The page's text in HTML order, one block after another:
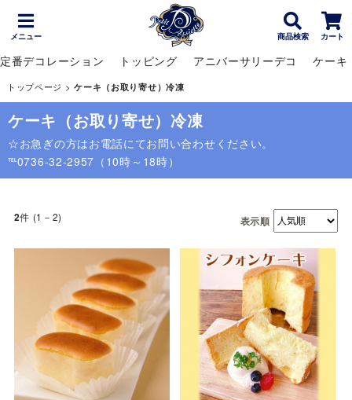
メニュー 商品検索 カート
定番デコレーション トッピング アニバーサリーデコ ケーキ
トップページ >ケーキ（お取り寄せ）冷凍
ケーキ（お取り寄せ）冷凍
☆お急ぎの方はお電話にてお問い合わせください。
℡0736-32-2957（10時～18時）
2件 (1－2) 表示順